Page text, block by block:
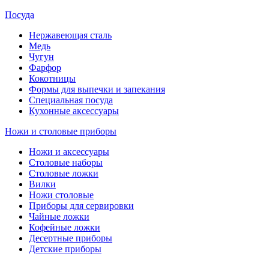
Посуда
Нержавеющая сталь
Медь
Чугун
Фарфор
Кокотницы
Формы для выпечки и запекания
Специальная посуда
Кухонные аксессуары
Ножи и столовые приборы
Ножи и аксессуары
Столовые наборы
Столовые ложки
Вилки
Ножи столовые
Приборы для сервировки
Чайные ложки
Кофейные ложки
Десертные приборы
Детские приборы